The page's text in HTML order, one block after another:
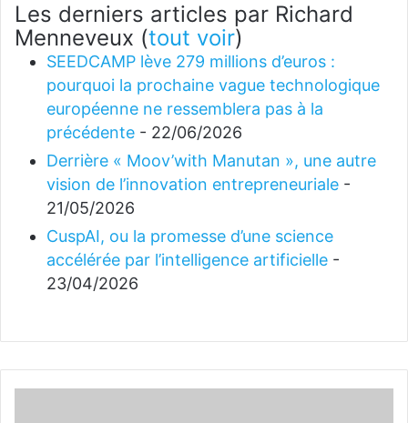
Les derniers articles par Richard
Menneveux (tout voir)
SEEDCAMP lève 279 millions d’euros :
pourquoi la prochaine vague technologique
européenne ne ressemblera pas à la
précédente - 22/06/2026
Derrière « Moov’with Manutan », une autre
vision de l’innovation entrepreneuriale -
21/05/2026
CuspAI, ou la promesse d’une science
accélérée par l’intelligence artificielle -
23/04/2026